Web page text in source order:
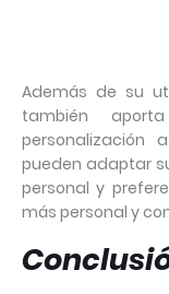
Además de su
también
personalización
pueden adaptar
personal y
más personal y